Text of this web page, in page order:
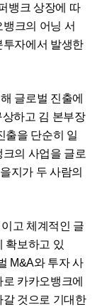
뱅크 상장에 따
크의 어닝 서
투자에서 발생한
글로벌 진출에
하고 김 본부장
출을 단순히 일
의 사업을 글로
지가 두 사람의
고 체계적인 글
확보하고 있
M&A와 투자 사
카카오뱅크에
것으로 기대한